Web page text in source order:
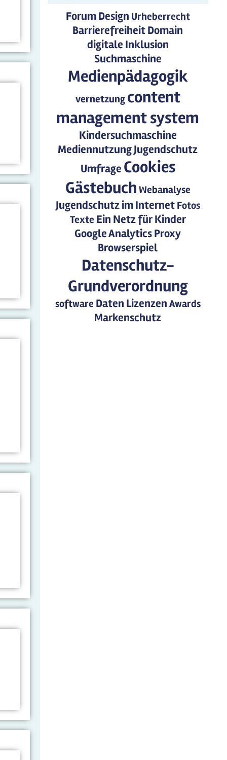
Forum Design Urheberrecht
BarrierefreiheitDomain
digitale Inklusion
Suchmaschine
Medienpädagogik
vernetzung content
management system
Kindersuchmaschine
MediennutzungJugendschutz
Umfrage Cookies
Gästebuch Webanalyse
Jugendschutz im Internet Fotos
Texte Ein Netz für Kinder
Google AnalyticsProxy
Browserspiel
Datenschutz-
Grundverordnung
software Daten Lizenzen Awards
Markenschutz